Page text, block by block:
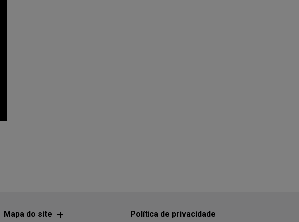
Mapa do site Política de privacidade